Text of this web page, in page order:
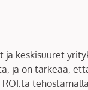
ja keskisuuret
ja on tärkeää,